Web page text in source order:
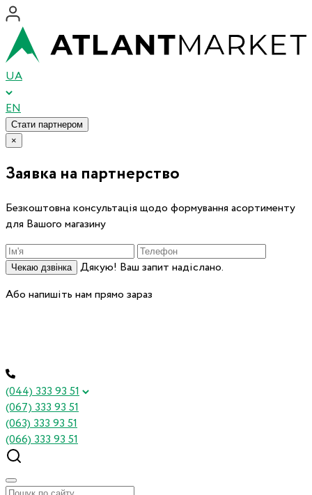
UA
EN
Стати партнером
×
Заявка на партнерство
Безкоштовна консультація щодо формування асортименту
для Вашого магазину
Чекаю дзвінка
Дякую! Ваш запит надіслано.
Або напишіть нам прямо зараз
(044) 333 93 51
(067) 333 93 51
(063) 333 93 51
(066) 333 93 51